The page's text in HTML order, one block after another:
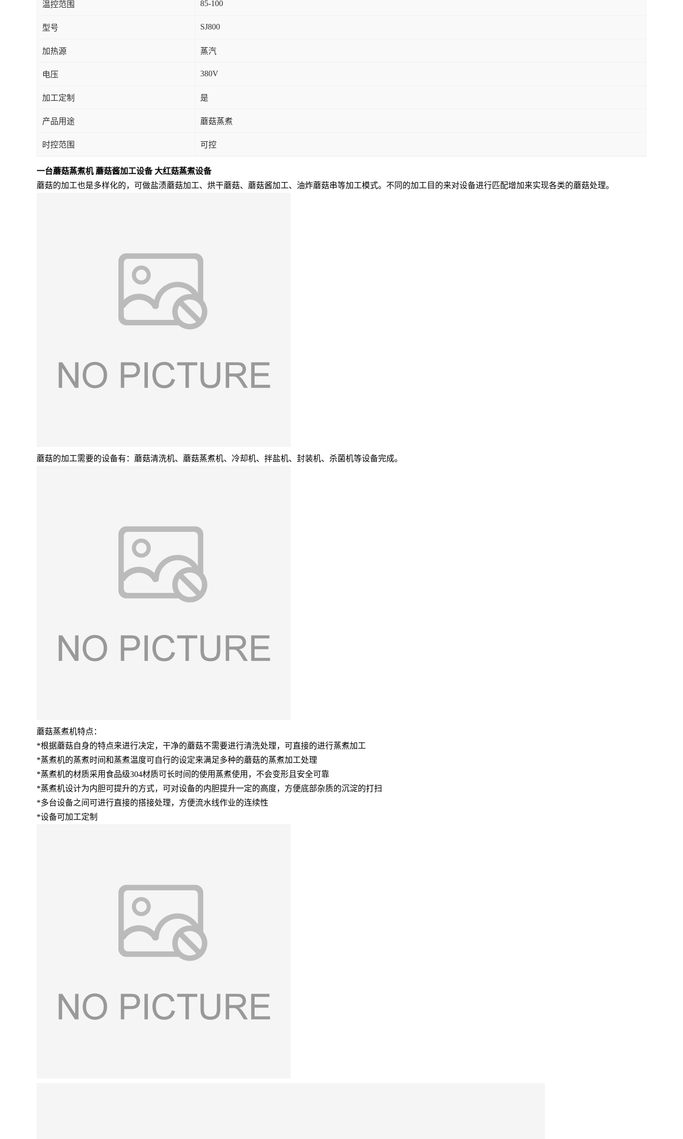
温控范围 85-100
型号 SJ800
加热源 蒸汽
电压 380V
加工定制 是
产品用途 蘑菇蒸煮
时控范围 可控
一台蘑菇蒸煮机 蘑菇酱加工设备 大红菇蒸煮设备
蘑菇的加工也是多样化的，可做盐渍蘑菇加工、烘干蘑菇、蘑菇酱加工、油炸蘑菇串等加工模式。不同的加工目的来对设备进行匹配增加来实现各类的蘑菇处理。
蘑菇的加工需要的设备有：蘑菇清洗机、蘑菇蒸煮机、冷却机、拌盐机、封装机、杀菌机等设备完成。
蘑菇蒸煮机特点：
*根据蘑菇自身的特点来进行决定，干净的蘑菇不需要进行清洗处理，可直接的进行蒸煮加工
*蒸煮机的蒸煮时间和蒸煮温度可自行的设定来满足多种的蘑菇的蒸煮加工处理
*蒸煮机的材质采用食品级304材质可长时间的使用蒸煮使用，不会变形且安全可靠
*蒸煮机设计为内胆可提升的方式，可对设备的内胆提升一定的高度，方便底部杂质的沉淀的打扫
*多台设备之间可进行直接的搭接处理，方便流水线作业的连续性
*设备可加工定制